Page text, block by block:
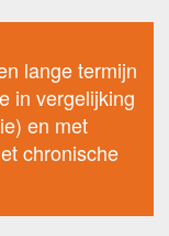
lange termijn
in vergelijking
en met
chronische